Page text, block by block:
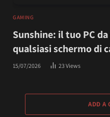
GAMING
Sunshine: il tuo PC
qualsiasi schermo di
15/07/2026 23Views
ADD A